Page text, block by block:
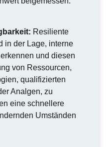
Resiliente
in der Lage, interne
und diesen
von Ressourcen,
qualifizierten
Analgen, zu
eine schnellere
Umständen